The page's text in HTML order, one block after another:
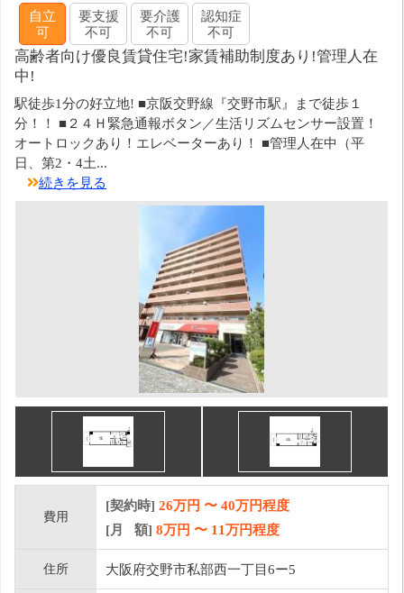
自立
可
要支援
不可
要介護
不可
認知症
不可
高齢者向け優良賃貸住宅!家賃補助制度あり!管理人在
中!
駅徒歩1分の好立地! ■京阪交野線『交野市駅』まで徒歩１
分！！ ■２４Ｈ緊急通報ボタン／生活リズムセンサー設置！
オートロックあり！エレベーターあり！ ■管理人在中（平
日、第2・4土...
続きを見る
費用
[契約時] 26万円 〜 40万円程度
[月 額] 8万円 〜 11万円程度
住所 大阪府交野市私部西一丁目6ー5